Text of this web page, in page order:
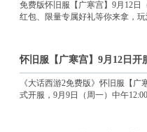
免费版怀旧服【广寒宫】9月12日
红包、限量专属好礼等你来拿，玩
怀旧服【广寒宫】9月12日开
《大话西游2免费版》怀旧服【广
式开服，9月9日（周一）中午